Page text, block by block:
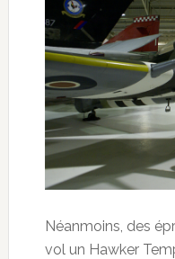
Néanmoins, des
vol un Hawker